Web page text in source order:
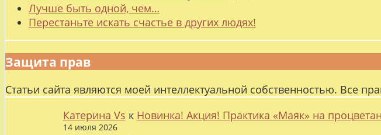
Лучше быть одной, чем…
Перестаньте искать счастье в других людях!
Защита прав
Статьи сайта являются моей интеллектуальной собственностью. Все
Катерина Vs к Новинка! Акция! Практика «Маяк» на
14 июля 2026